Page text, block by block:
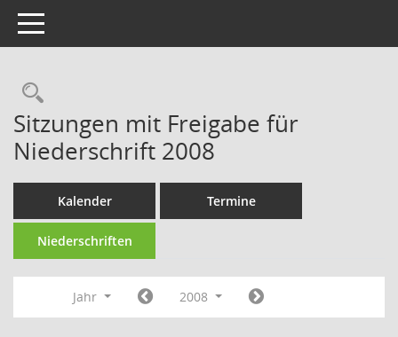
Toggle navigation
Rechercheauswahl
Sitzungen mit Freigabe für
Niederschrift 2008
Kalender Termine
Niederschriften
Jahr 2008